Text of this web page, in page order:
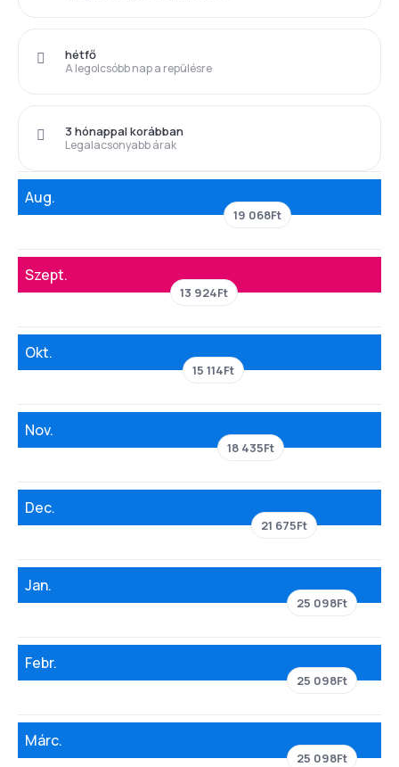
A legolcsóbb nap a repülésre
hétfő
Legalacsonyabb árak
3 hónappal korábban
Aug.
19 068Ft
Szept.
13 924Ft
Okt.
15 114Ft
Nov.
18 435Ft
Dec.
21 675Ft
Jan.
25 098Ft
Febr.
25 098Ft
Márc.
25 098Ft